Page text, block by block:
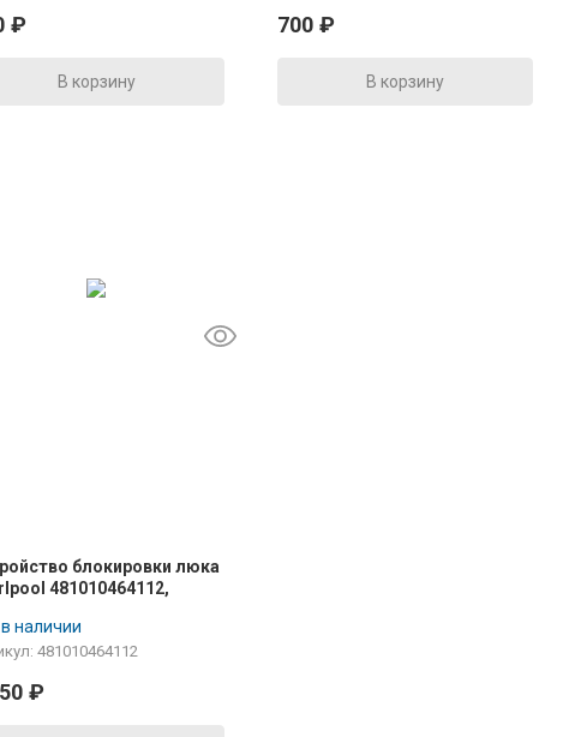
₽
В корзину
700 ₽
В корзину
блокировки люка
481010464112,
наличии
481010464112
₽